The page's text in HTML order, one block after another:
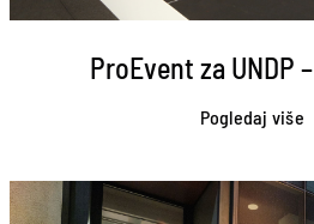
ProEvent za UNDP
Pogledaj više